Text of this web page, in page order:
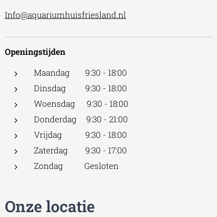
Info@aquariumhuisfriesland.nl
Openingstijden
Maandag 9:30 - 18:00
Dinsdag 9:30 - 18:00
Woensdag 9:30 - 18:00
Donderdag 9:30 - 21:00
Vrijdag 9:30 - 18:00
Zaterdag 9:30 - 17:00
Zondag Gesloten
Onze locatie